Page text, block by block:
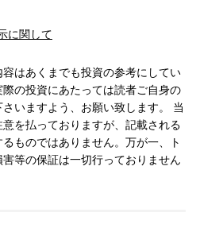
に関して
はあくまでも投資の参考にしてい
の投資にあたっては読者ご自身の
いますよう、お願い致します。 当
を払っておりますが、記載される
ものではありません。万が一、ト
等の保証は一切行っておりません